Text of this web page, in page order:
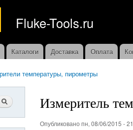
Fluke-Tools.ru
Каталоги Доставка Оплата
температуры, пирометры
Измеритель
Опубликовано пн, 08/06/2015 -